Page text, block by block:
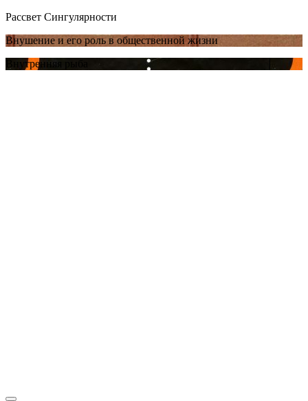
Рассвет Сингулярности
Внушение и его роль в общественной жизни
Внутренняя рыба